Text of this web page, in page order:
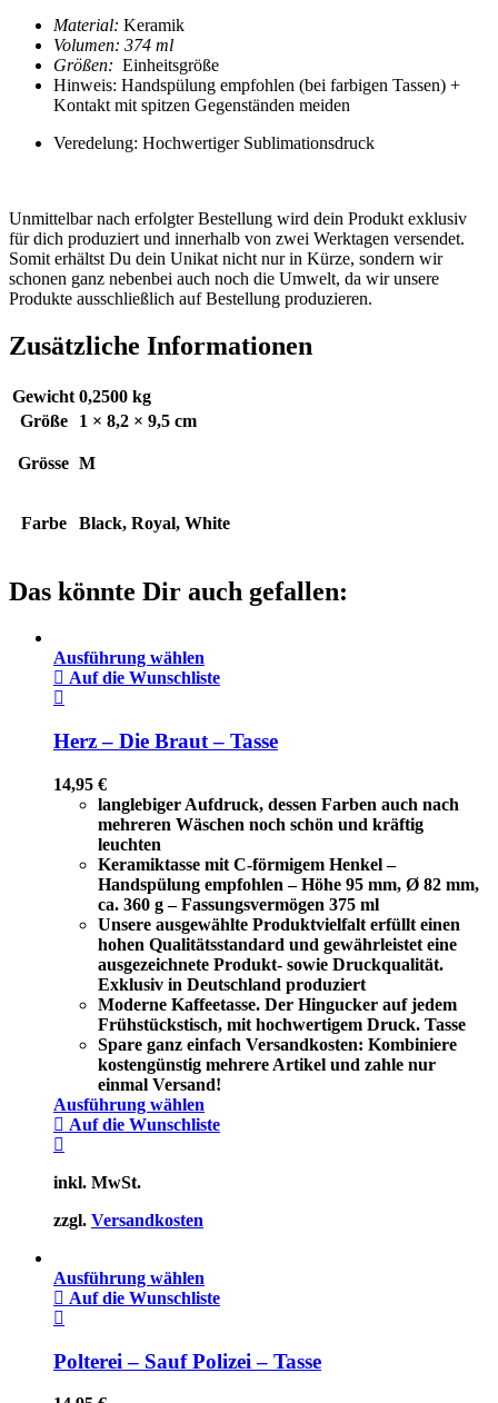
Material: Keramik
Volumen: 374 ml
Größen: Einheitsgröße
Hinweis: Handspülung empfohlen (bei farbigen Tassen) +
Kontakt mit spitzen Gegenständen meiden
Veredelung: Hochwertiger Sublimationsdruck
Unmittelbar nach erfolgter Bestellung wird dein Produkt exklusiv
für dich produziert und innerhalb von zwei Werktagen versendet.
Somit erhältst Du dein Unikat nicht nur in Kürze, sondern wir
schonen ganz nebenbei auch noch die Umwelt, da wir unsere
Produkte ausschließlich auf Bestellung produzieren.
Zusätzliche Informationen
Gewicht 0,2500 kg
Größe
1 × 8,2 × 9,5 cm
Grösse M
Farbe Black, Royal, White
Das könnte Dir auch gefallen:
Ausführung wählen
Auf die Wunschliste
Herz – Die Braut – Tasse
14,95 €
langlebiger Aufdruck, dessen Farben auch nach
mehreren Wäschen noch schön und kräftig
leuchten
Keramiktasse mit C-förmigem Henkel –
Handspülung empfohlen – Höhe 95 mm, Ø 82 mm,
ca. 360 g – Fassungsvermögen 375 ml
Unsere ausgewählte Produktvielfalt erfüllt einen
hohen Qualitätsstandard und gewährleistet eine
ausgezeichnete Produkt- sowie Druckqualität.
Exklusiv in Deutschland produziert
Moderne Kaffeetasse. Der Hingucker auf jedem
Frühstückstisch, mit hochwertigem Druck. Tasse
Spare ganz einfach Versandkosten: Kombiniere
kostengünstig mehrere Artikel und zahle nur
einmal Versand!
Ausführung wählen
Auf die Wunschliste
inkl. MwSt.
zzgl. Versandkosten
Ausführung wählen
Auf die Wunschliste
Polterei – Sauf Polizei – Tasse